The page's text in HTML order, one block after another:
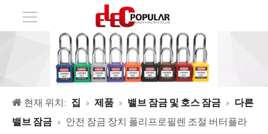
현재 위치: 집 » 제품 » 밸브 잠금 및 호스 잠금 » 다른
밸브 잠금 » 안전 잠금 장치 폴리프로필렌 조절 버터플라